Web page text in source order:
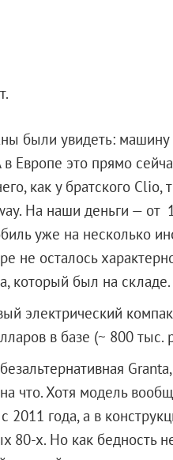
были увидеть:
Европе это прямо
как у братского Clio,
На наши деньги — от
уже на несколько
не осталось
который был на складе.
электрический
в базе (~ 800 тыс.
что. Хотя модель
2011 года, а в
х. Но как бедность